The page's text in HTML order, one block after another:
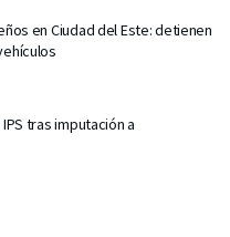
en Ciudad del Este: detienen
tras imputación a